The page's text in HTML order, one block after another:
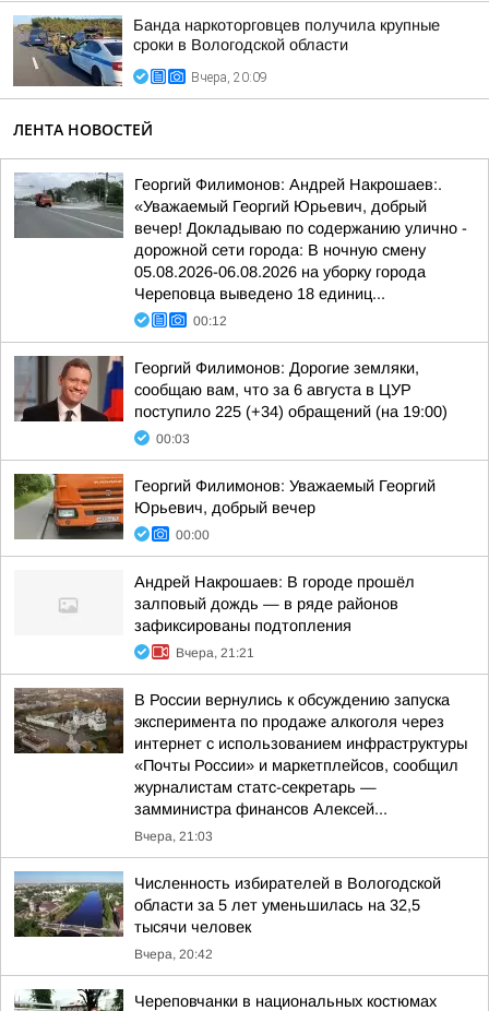
Банда наркоторговцев получила крупные
сроки в Вологодской области
Вчера, 20:09
ЛЕНТА НОВОСТЕЙ
Георгий Филимонов: Андрей Накрошаев:.
«Уважаемый Георгий Юрьевич, добрый
вечер! Докладываю по содержанию улично -
дорожной сети города: В ночную смену
05.08.2026-06.08.2026 на уборку города
Череповца выведено 18 единиц...
00:12
Георгий Филимонов: Дорогие земляки,
сообщаю вам, что за 6 августа в ЦУР
поступило 225 (+34) обращений (на 19:00)
00:03
Георгий Филимонов: Уважаемый Георгий
Юрьевич, добрый вечер
00:00
Андрей Накрошаев: В городе прошёл
залповый дождь — в ряде районов
зафиксированы подтопления
Вчера, 21:21
В России вернулись к обсуждению запуска
эксперимента по продаже алкоголя через
интернет с использованием инфраструктуры
«Почты России» и маркетплейсов, сообщил
журналистам статс-секретарь —
замминистра финансов Алексей...
Вчера, 21:03
Численность избирателей в Вологодской
области за 5 лет уменьшилась на 32,5
тысячи человек
Вчера, 20:42
Череповчанки в национальных костюмах